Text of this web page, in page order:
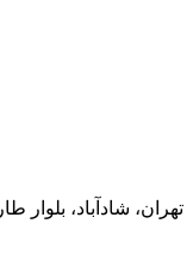
تهران، شادآباد،